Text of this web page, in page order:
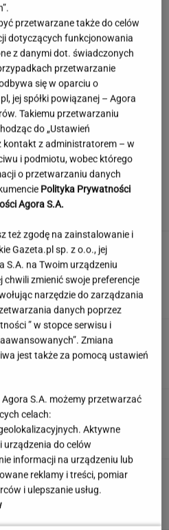
na szyi kobiety. Świadkowie
Wachowicz wraz z Kurzopkami
z "halo tu polsat". Mówi o
znane są na całym świecie.
nazwiska?
nawyk może mieć
konsekwencje. Też tak robisz?
Partnerka Litewki po jego
zlecieli się jak sępy
przetwarzane także do celów
dotyczących funkcjonowania
z danymi dot. świadczonych
przetwarzanie
się w oparciu o
jej spółki powiązanej – Agora
Takiemu przetwarzaniu
do „Ustawień
kontakt z administratorem – w
i podmiotu, wobec którego
o przetwarzaniu danych
Polityka Prywatności
Agora S.A.
też zgodę na zainstalowanie i
Gazeta.pl sp. z o.o., jej
S.A. na Twoim urządzeniu
chwili zmienić swoje preferencje
narzędzie do zarządzania
danych poprzez
” w stopce serwisu i
Zmiana
jest także za pomocą ustawień
S.A. możemy przetwarzać
celach:
Aktywne
do celów
informacji na urządzeniu lub
reklamy i treści, pomiar
i ulepszanie usług.